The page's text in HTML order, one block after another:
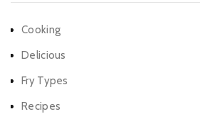
Cooking
Delicious
Fry Types
Recipes